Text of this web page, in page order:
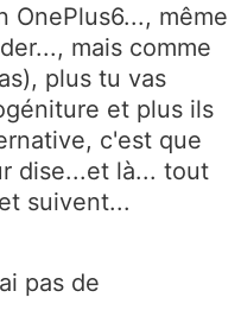
OnePlus6..., même
mais comme
plus tu vas
et plus ils
c'est que
dise...et là... tout
suivent...
pas de